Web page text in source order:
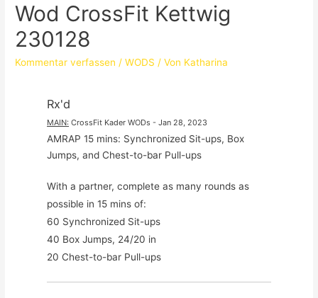
Wod CrossFit Kettwig
230128
Kommentar verfassen /WODS / Von Katharina
Rx'd
MAIN: CrossFit Kader WODs - Jan 28, 2023
AMRAP 15 mins: Synchronized Sit-ups, Box
Jumps, and Chest-to-bar Pull-ups
With a partner, complete as many rounds as
possible in 15 mins of:
60 Synchronized Sit-ups
40 Box Jumps, 24/20 in
20 Chest-to-bar Pull-ups